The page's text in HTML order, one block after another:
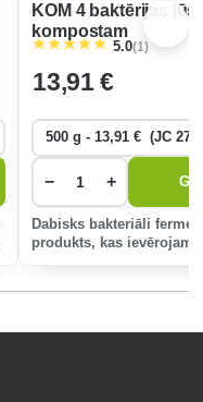
KOM 4 baktērijas
kompostam
5.0(1)
13,91 €
− +
Dabisks bakteriāli
produkts, kas ievērojami